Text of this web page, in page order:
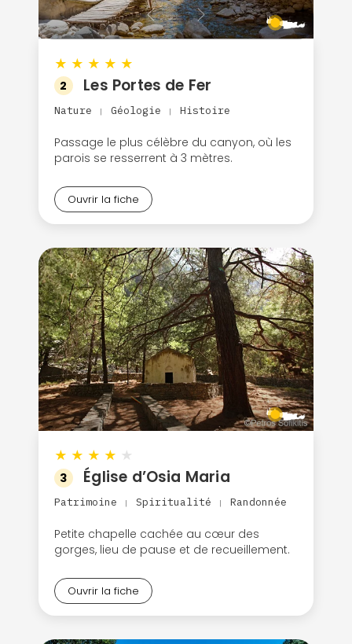
★ ★ ★ ★ ★
2 Les Portes de Fer
Nature | Géologie | Histoire
Passage le plus célèbre du canyon, où les
parois se resserrent à 3 mètres.
Ouvrir la fiche
★ ★ ★ ★ ★
3 Église d’Osia Maria
Patrimoine | Spiritualité | Randonnée
Petite chapelle cachée au cœur des
gorges, lieu de pause et de recueillement.
Ouvrir la fiche